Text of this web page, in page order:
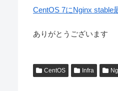
CentOS 7にNginx stable
ありがとうございます
CentOS Infra